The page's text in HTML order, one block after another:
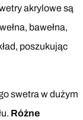
akrylowe są
bawełna,
poszukując
swetra w dużym
Różne